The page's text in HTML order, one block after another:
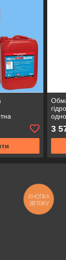
3
КНОПКА
ЗВ'ЯЗКУ